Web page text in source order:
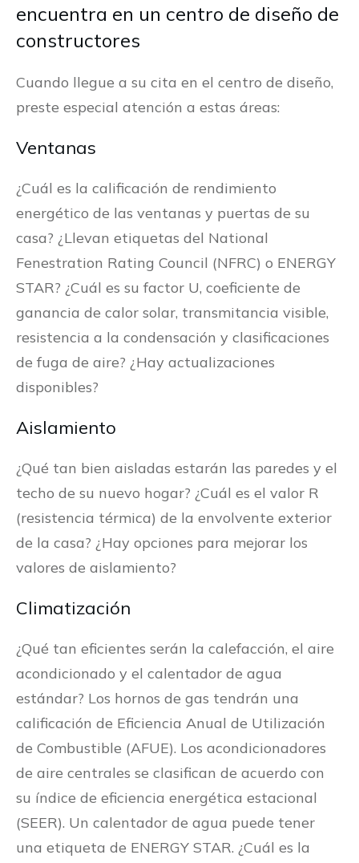
encuentra en un centro de diseño de
constructores
Cuando llegue a su cita en el centro de diseño,
preste especial atención a estas áreas:
Ventanas
¿Cuál es la calificación de rendimiento
energético de las ventanas y puertas de su
casa? ¿Llevan etiquetas del National
Fenestration Rating Council (NFRC) o ENERGY
STAR? ¿Cuál es su factor U, coeficiente de
ganancia de calor solar, transmitancia visible,
resistencia a la condensación y clasificaciones
de fuga de aire? ¿Hay actualizaciones
disponibles?
Aislamiento
¿Qué tan bien aisladas estarán las paredes y el
techo de su nuevo hogar? ¿Cuál es el valor R
(resistencia térmica) de la envolvente exterior
de la casa? ¿Hay opciones para mejorar los
valores de aislamiento?
Climatización
¿Qué tan eficientes serán la calefacción, el aire
acondicionado y el calentador de agua
estándar? Los hornos de gas tendrán una
calificación de Eficiencia Anual de Utilización
de Combustible (AFUE). Los acondicionadores
de aire centrales se clasifican de acuerdo con
su índice de eficiencia energética estacional
(SEER). Un calentador de agua puede tener
una etiqueta de ENERGY STAR. ¿Cuál es la